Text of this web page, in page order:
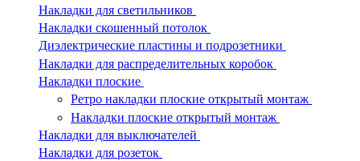
Накладки для светильников
Накладки скошенный потолок
Диэлектрические пластины и подрозетники
Накладки для распределительных коробок
Накладки плоские
Ретро накладки плоские открытый монтаж
Накладки плоские открытый монтаж
Накладки для выключателей
Накладки для розеток